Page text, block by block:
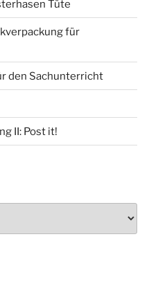
Tüte
für
den Sachunterricht
II: Post it!